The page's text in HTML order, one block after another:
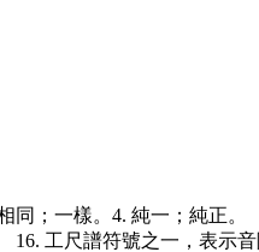
同；一樣。 4. 純一；純正。
16. 工尺譜符號之一，表示